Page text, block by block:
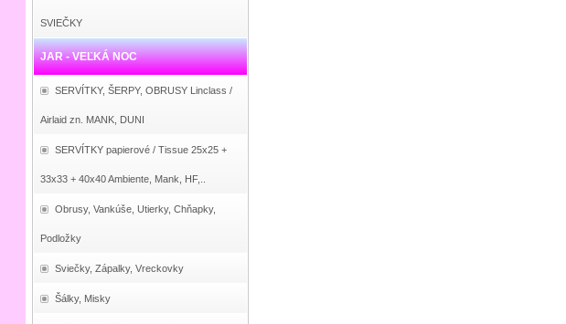
SVIEČKY
JAR - VEĽKÁ NOC
SERVÍTKY, ŠERPY, OBRUSY Linclass /
Airlaid zn. MANK, DUNI
SERVÍTKY papierové / Tissue 25x25 +
33x33 + 40x40 Ambiente, Mank, HF,..
Obrusy, Vankúše, Utierky, Chňapky,
Podložky
Sviečky, Zápalky, Vreckovky
Šálky, Misky